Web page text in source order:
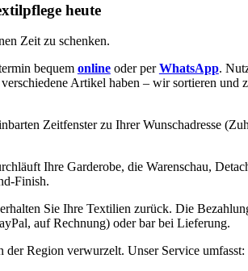
heute
Zeit zu schenken.
bequem onlineoder perWhatsApp.
Artikel haben – wir sortieren und
Zeitfenster zu Ihrer Wunschadresse
Ihre Garderobe, die Warenschau,
Finish.
Sie Ihre Textilien zurück. Die
auf Rechnung) oder bar bei Lieferung.
der Region verwurzelt. Unser Service umfasst: